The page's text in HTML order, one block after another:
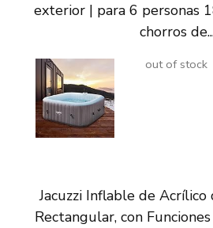
exterior | para 6 personas
chorros
out of stock
Jacuzzi Inflable de
Rectangular, con